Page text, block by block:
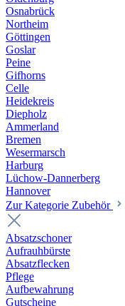
Osnabrück
Northeim
Göttingen
Goslar
Peine
Gifhorns
Celle
Heidekreis
Diepholz
Ammerland
Bremen
Wesermarsch
Harburg
Lüchow-Dannerberg
Hannover
Zur Kategorie Zubehör
Absatzschoner
Aufrauhbürste
Absatzflecken
Pflege
Aufbewahrung
Gutscheine